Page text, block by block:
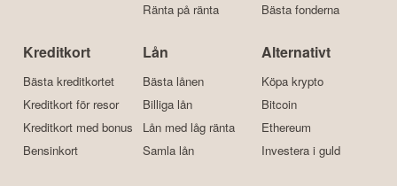
Ränta på ränta
Bästa fonderna
Kreditkort
Bästa kreditkortet
Kreditkort för resor
Kreditkort med bonus
Bensinkort
Lån
Bästa lånen
Billiga lån
Lån med låg ränta
Samla lån
Alternativt
Köpa krypto
Bitcoin
Ethereum
Investera i guld